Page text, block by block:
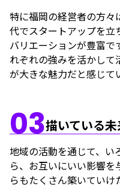
特に福岡の経営者の方
代でスタートアップを立
バリエーションが豊富で
れぞれの強みを活かして
が大きな魅力だと感じて
03描いている未
地域の活動を通じて、い
ら、お互いにいい影響
らもたくさん築いていけ